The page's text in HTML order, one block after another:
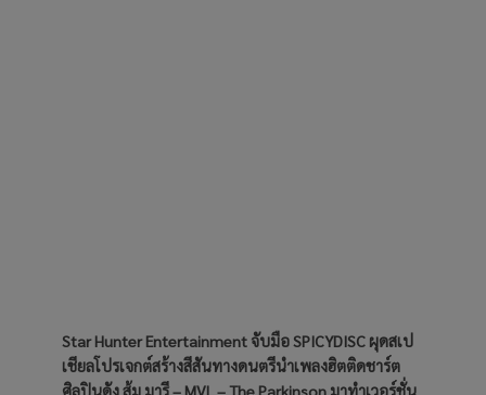
Star Hunter Entertainment จับมือ SPICYDISC ผุดสเป
เชียลโปรเจกต์สร้างสีสันทางดนตรีนำเพลงฮิตติดชาร์ต
ศิลปินดัง ส้ม มารี – MVL – The Parkinson มาทำเวอร์ชั่น